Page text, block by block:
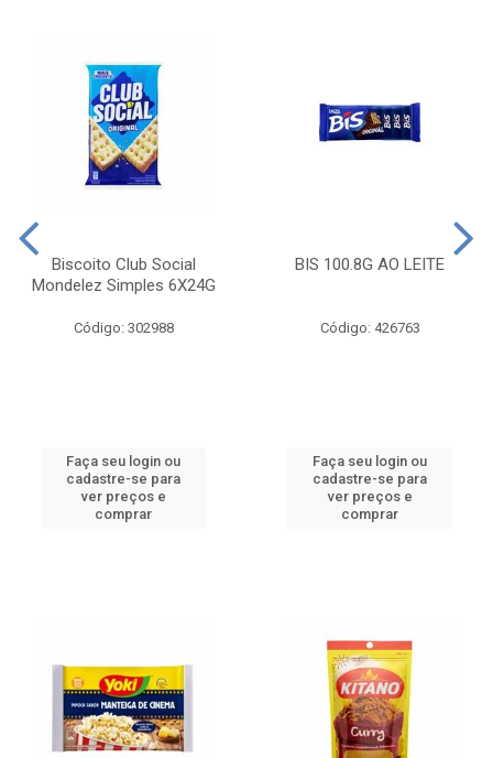
Biscoito Club Social
Mondelez Simples 6X24G
Código: 302988
Faça seu login ou
cadastre-se para
ver preços e
comprar
BIS 100.8G AO LEITE
Código: 426763
Faça seu login ou
cadastre-se para
ver preços e
comprar